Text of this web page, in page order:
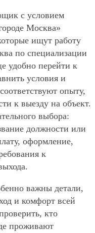
с условием
Москва»
ищут работу
по специализации
удобно перейти к
условия и
опыту,
к выезду на объект.
выбора:
должности или
оформление,
к
важны детали,
и комфорт всей
кто
проживают